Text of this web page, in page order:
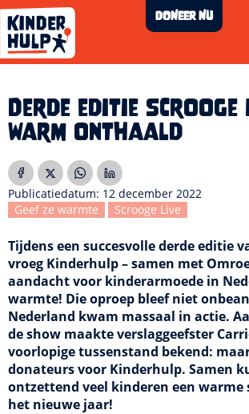
Kinderhulp DONEER NU
Derde editie
warm onthaald
Publicatiedatum: 12 december 2022
Geef ze warmte
Scrooge Live
Tijdens een succesvolle derde editie
vroeg Kinderhulp – samen met
aandacht voor kinderarmoede in
warmte! Die oproep bleef niet
Nederland kwam massaal in actie.
de show maakte verslaggeefster
voorlopige tussenstand bekend:
donateurs voor Kinderhulp. Samen
ontzettend veel kinderen een warme
het nieuwe jaar!